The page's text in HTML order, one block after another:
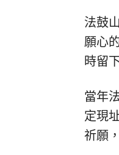
法鼓
願心
時留
當年
定現
祈願